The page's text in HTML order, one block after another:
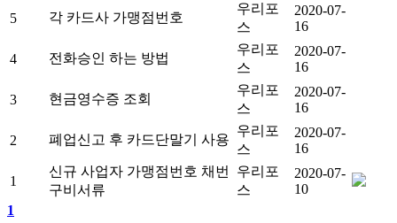
5 각 카드사 가맹점번호
우리포
스
2020-07-
16
4 전화승인 하는 방법
우리포
스
2020-07-
16
3 현금영수증 조회
우리포
스
2020-07-
16
2 폐업신고 후 카드단말기 사용
우리포
스
2020-07-
16
1
신규 사업자 가맹점번호 채번
구비서류
우리포
스
2020-07-
10
1